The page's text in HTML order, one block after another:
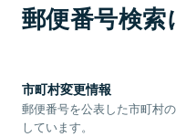
郵便番号検
市町村変更情報
郵便番号を公表した市町村
しています。